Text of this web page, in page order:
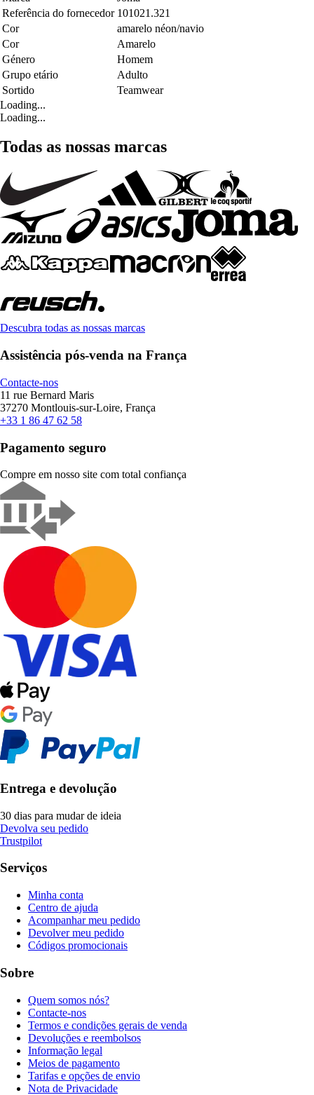
Referência do fornecedor 101021.321
Cor
amarelo néon/navio
Cor
Amarelo
Género
Homem
Grupo etário
Adulto
Sortido
Teamwear
Loading...
Loading...
Todas as nossas marcas
Descubra todas as nossas marcas
Assistência pós-venda na França
Contacte-nos
11 rue Bernard Maris
37270 Montlouis-sur-Loire, França
+33 1 86 47 62 58
Pagamento seguro
Compre em nosso site com total confiança
Entrega e devolução
30 dias para mudar de ideia
Devolva seu pedido
Trustpilot
Serviços
Minha conta
Centro de ajuda
Acompanhar meu pedido
Devolver meu pedido
Códigos promocionais
Sobre
Quem somos nós?
Contacte-nos
Termos e condições gerais de venda
Devoluções e reembolsos
Informação legal
Meios de pagamento
Tarifas e opções de envio
Nota de Privacidade